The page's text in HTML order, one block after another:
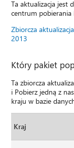
Ta aktualizacja jest
centrum
Zbiorcza
2013
Który pakiet
Ta zbiorcza
i Pobierz jedną z
kraju w bazie
Kraj